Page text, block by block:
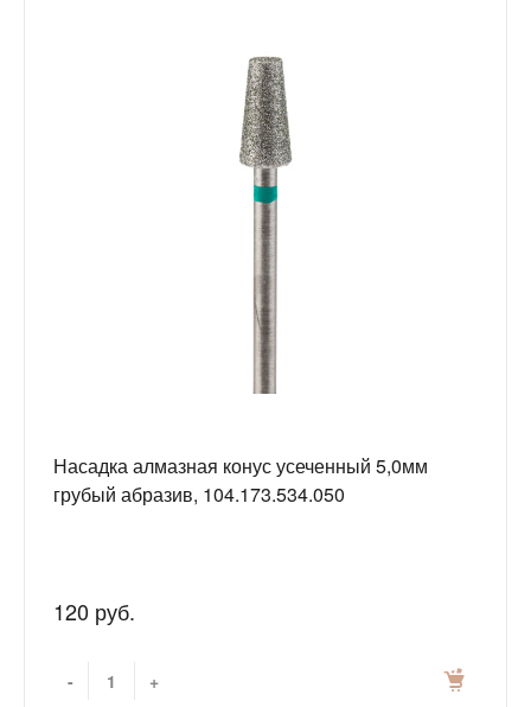
Насадка алмазная конус усеченный 5,0мм
грубый абразив, 104.173.534.050
120 руб.
- +